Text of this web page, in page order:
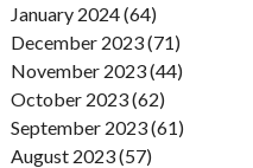
January 2024 (64)
December 2023 (71)
November 2023 (44)
October 2023 (62)
September 2023 (61)
August 2023 (57)